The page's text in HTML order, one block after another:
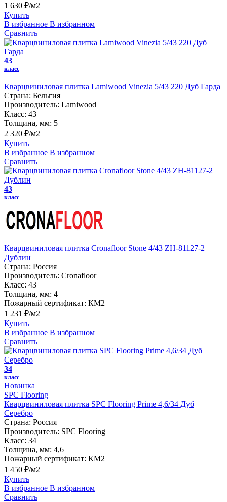
1 630 ₽/м2
Купить
В избранное В избранном
Сравнить
43
класс
Кварцвиниловая плитка Lamiwood Vinezia 5/43 220 Дуб Гарда
Страна: Бельгия
Производитель: Lamiwood
Класс: 43
Толщина, мм: 5
2 320 ₽/м2
Купить
В избранное В избранном
Сравнить
43
класс
Кварцвиниловая плитка Cronafloor Stone 4/43 ZH-81127-2
Дублин
Страна: Россия
Производитель: Cronafloor
Класс: 43
Толщина, мм: 4
Пожарный сертификат: КМ2
1 231 ₽/м2
Купить
В избранное В избранном
Сравнить
34
класс
Новинка
SPC Flooring
Кварцвиниловая плитка SPC Flooring Prime 4,6/34 Дуб
Серебро
Страна: Россия
Производитель: SPC Flooring
Класс: 34
Толщина, мм: 4,6
Пожарный сертификат: КМ2
1 450 ₽/м2
Купить
В избранное В избранном
Сравнить